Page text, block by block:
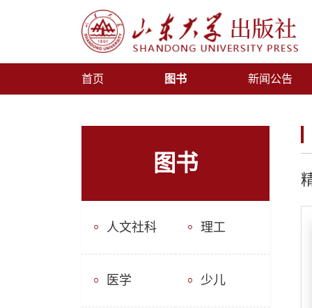
首页 图书 新闻公告
图书
人文社科 理工
医学 少儿